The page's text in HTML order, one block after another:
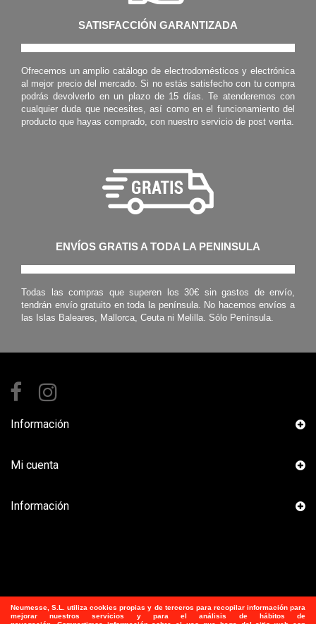
Neumesse, S.L. utiliza cookies propias y de terceros para recopilar información para
mejorar nuestros servicios y para el análisis de hábitos de
SATISFACCIÓN GARANTIZADA
Ofrecemos un amplio catálogo de electrodomésticos y electrónica
al mejor precio del mercado. Si no estás satisfecho con tu compra
podrás devolverlo en un plazo de 15 días. Te atenderemos con
cualquier duda que necesites, así como en el funcionamiento del
producto que hayas comprado, con nuestro servicio de post venta.
ENVÍOS GRATIS A TODA LA PENINSULA
Todas las compras que superen los 30€ sin gastos de envío,
tendrán envío gratuito en toda la península. No hacemos envíos a
las Islas Baleares, Mallorca, Ceuta ni Melilla. Sólo Península.
Información
Mi cuenta
Información